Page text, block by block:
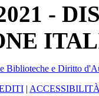
-
Biblioteche e Diritto
|